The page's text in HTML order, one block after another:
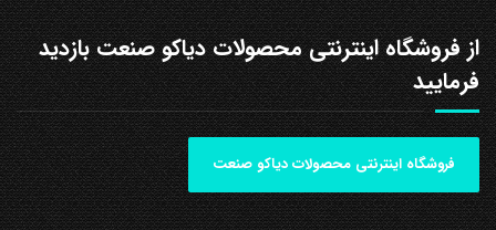
از فروشگاه اینترنتی محصولات دیاکو صنعت بازدید
فرمایید
فروشگاه اینترنتی محصولات دیاکو صنعت